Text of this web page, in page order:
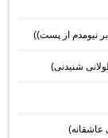
نیومدم از پست))